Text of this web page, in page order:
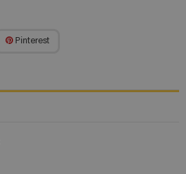
Pinterest